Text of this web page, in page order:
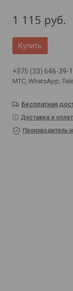
1 115 руб.
Купить
+375 (33) 646-39-
МТС, WhatsApp,
Бесплатная
Доставка и
Производитель